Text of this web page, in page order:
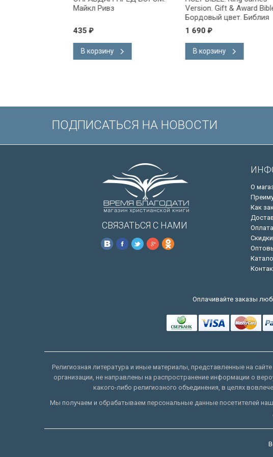
Майкл Ривз
435₽
В корзину
Version. Gift & Award Bible.
Бордовый цвет. Библия
Короля Иакова на
английском языке.
Словарь, карты, закладка,
подарочная вкладка, слова
1 690 ₽
В корзину
ПОДПИСАТЬСЯ НА НОВОСТИ
СВЯЗАТЬСЯ С НАМИ
О
Как
Оплата
Оплачивайте заказы
Религиозная литература и иные материалы, представленные на
организации, не направлены на распространение информации о
какого-либо религиозного объединения, в целях
Мы получаем и обрабатываем персональные данные посетителей